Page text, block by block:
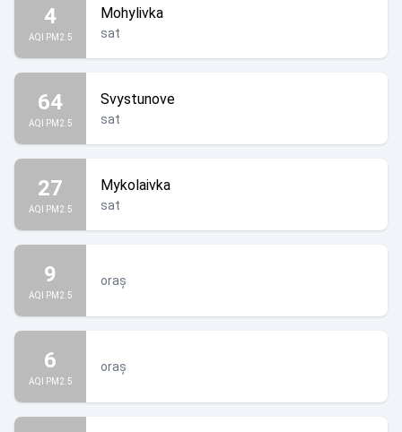
4
AQI PM2.5
Mohylivka
sat
64
AQI PM2.5
Svystunove
sat
27
AQI PM2.5
Mykolaivka
sat
9
AQI PM2.5
oraș
6
AQI PM2.5
oraș